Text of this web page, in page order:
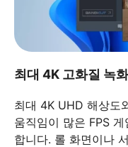
최대 4K 고화질 녹화
최대 4K UHD 해상도
움직임이 많은 FPS
합니다. 롤 화면이나